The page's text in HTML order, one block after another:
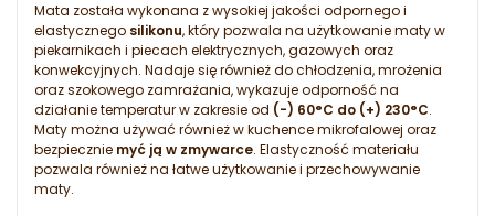
Mata została wykonana z wysokiej jakości odpornego i
elastycznego silikonu, który pozwala na użytkowanie maty w
piekarnikach i piecach elektrycznych, gazowych oraz
konwekcyjnych. Nadaje się również do chłodzenia, mrożenia
oraz szokowego zamrażania, wykazuje odporność na
działanie temperatur w zakresie od (-) 60°C do (+) 230°C.
Maty można używać również w kuchence mikrofalowej oraz
bezpiecznie myć ją w zmywarce. Elastyczność materiału
pozwala również na łatwe użytkowanie i przechowywanie
maty.